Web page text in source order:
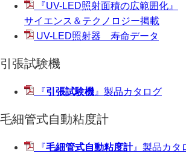
『UV-LED照射面積の広範囲化』
サイエンス＆テクノロジー掲載
UV-LED照射器 寿命データ
引張試験機
『引張試験機 』製品カタログ
毛細管式自動粘度計
『毛細管式自動粘度計』製品カタ